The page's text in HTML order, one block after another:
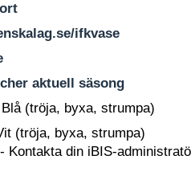
ifkvase
aktuell säsong
(tröja, byxa, strumpa)
(tröja, byxa, strumpa)
Kontakta din iBIS-